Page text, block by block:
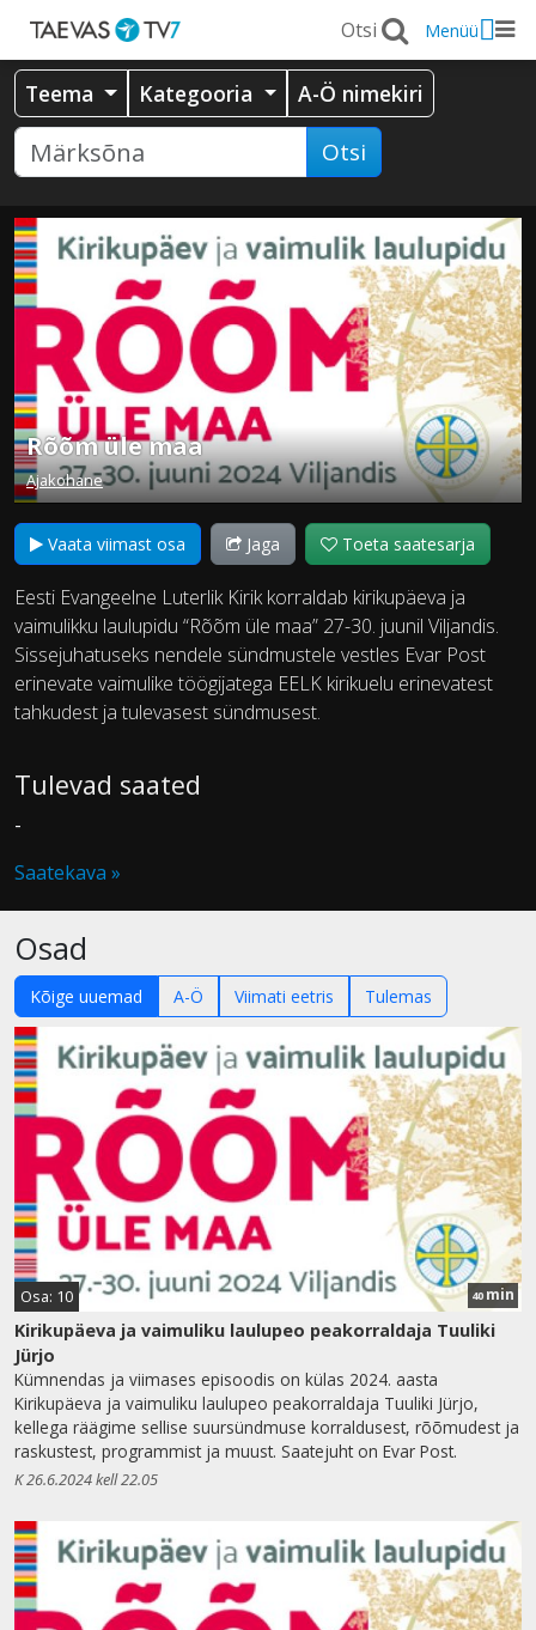
Menüü
Teema Kategooria A-Ö nimekiri
Otsi
Rõõm üle maa
Ajakohane
Vaata viimast osa Jaga Toeta saatesarja
Eesti Evangeelne Luterlik Kirik korraldab kirikupäeva ja
vaimulikku laulupidu “Rõõm üle maa” 27-30. juunil Viljandis.
Sissejuhatuseks nendele sündmustele vestles Evar Post
erinevate vaimulike töögijatega EELK kirikuelu erinevatest
tahkudest ja tulevasest sündmusest.
Tulevad saated
-
Saatekava »
Osad
Kõige uuemad A-Ö Viimati eetris Tulemas
Osa: 10 40 min
Kirikupäeva ja vaimuliku laulupeo peakorraldaja Tuuliki
Jürjo
Kümnendas ja viimases episoodis on külas 2024. aasta
Kirikupäeva ja vaimuliku laulupeo peakorraldaja Tuuliki Jürjo,
kellega räägime sellise suursündmuse korraldusest, rõõmudest ja
raskustest, programmist ja muust. Saatejuht on Evar Post.
K 26.6.2024 kell 22.05